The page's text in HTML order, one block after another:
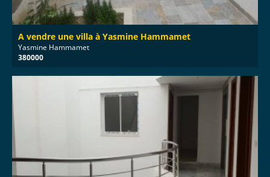
A vendre une villa à Yasmine Hammamet
Yasmine Hammamet
380000